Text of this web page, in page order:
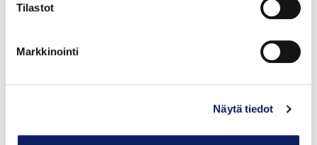
Tilastot
Markkinointi
Näytä tiedot